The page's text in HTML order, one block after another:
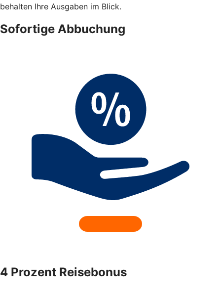
behalten Ihre Ausgaben im Blick.
Sofortige Abbuchung
4 Prozent Reisebonus